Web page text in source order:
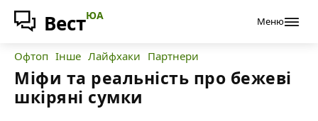
ВестЮА Меню
Офтоп Інше Лайфхаки Партнери
Міфи та реальність про бежеві
шкіряні сумки